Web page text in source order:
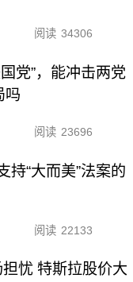
阅读 34306
党”，能冲击两党
吗
阅读 23696
持“大而美”法案的
阅读 22133
忧 特斯拉股价大